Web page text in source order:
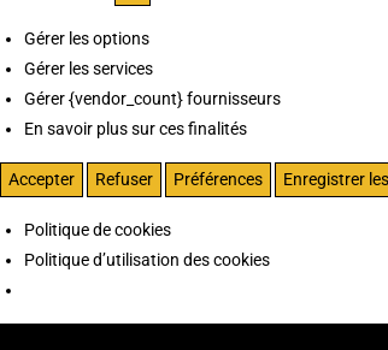
Gérer les options
Gérer les services
Gérer {vendor_count} fournisseurs
En savoir plus sur ces finalités
Accepter Refuser Préférences Enregistrer
Politique de cookies
Politique d’utilisation des cookies